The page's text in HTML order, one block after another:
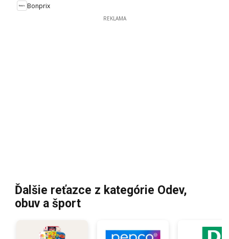
Bonprix
REKLAMA
Ďalšie reťazce z kategórie Odev,
obuv a šport